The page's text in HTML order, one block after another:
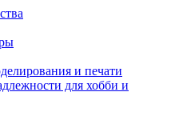
и печати
для хобби и